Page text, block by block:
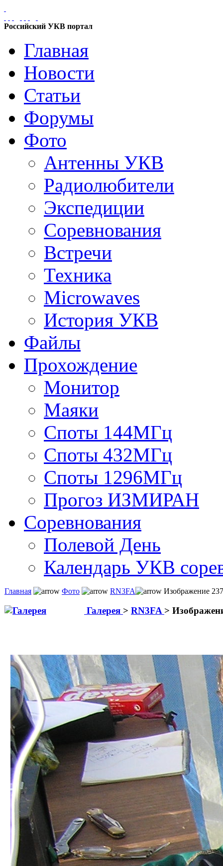
Российский УКВ портал
Главная
Новости
Статьи
Форумы
Фото
Антенны УКВ
Радиолюбители
Экспедиции
Соревнования
Встречи
Техника
Microwaves
История УКВ
Файлы
Прохождение
Монитор
Маяки
Споты 144МГц
Споты 432МГц
Споты 1296МГц
Прогоз ИЗМИРАН
Соревнования
Полевой День
Календарь УКВ
Главная Фото RN3FA Изображение
Галерея > RN3FA >